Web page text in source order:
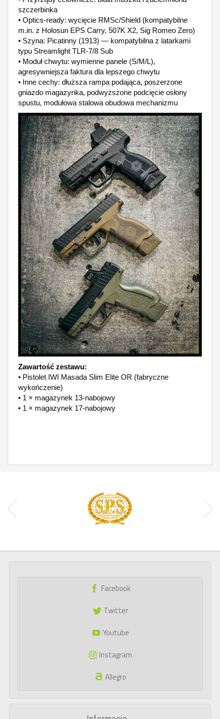
szczerbinka
• Optics-ready: wycięcie RMSc/Shield (kompatybilne
m.in. z Holosun EPS Carry, 507K X2, Sig Romeo Zero)
• Szyna: Picatinny (1913) — kompatybilna z latarkami
typu Streamlight TLR-7/8 Sub
• Moduł chwytu: wymienne panele (S/M/L),
agresywniejsza faktura dla lepszego chwytu
• Inne cechy: dłuższa rampa podająca, poszerzone
gniazdo magazynka, podwyższone podcięcie osłony
spustu, modułowa stalowa obudowa mechanizmu
Zawartość zestawu:
• Pistolet IWI Masada Slim Elite OR (fabryczne
wykończenie)
• 1 × magazynek 13-nabojowy
• 1 × magazynek 17-nabojowy
Facebook
Twitter
Youtube
Instagram
Allegro